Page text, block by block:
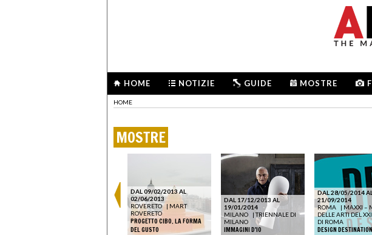
HOME NOTIZIE GUIDE MOSTRE
HOME
MOSTRE
DAL 09/02/2013 AL
02/06/2013
ROVERETO
| MART
ROVERETO
PROGETTO CIBO. LA FORMA
DEL GUSTO
DAL 17/12/2013 AL
19/01/2014
MILANO
|TRIENNALE DI
MILANO
IMMAGINI D'IO
DAL 28/05/2014 AL
21/09/2014
ROMA
| MAXXI –
DELLE ARTI DEL
DI ROMA
DESIGN